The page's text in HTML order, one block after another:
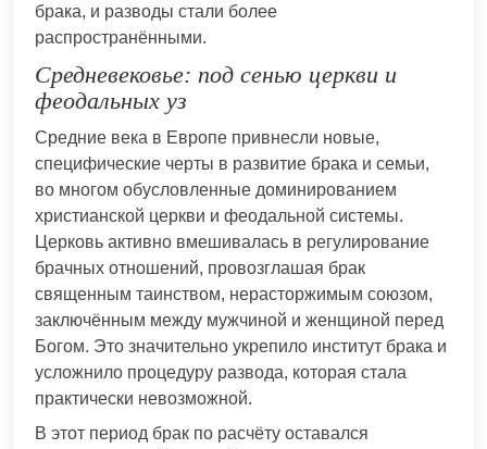
брака, и разводы стали более
распространёнными.
Средневековье: под сенью церкви и
феодальных уз
Средние века в Европе привнесли новые,
специфические черты в развитие брака и семьи,
во многом обусловленные доминированием
христианской церкви и феодальной системы.
Церковь активно вмешивалась в регулирование
брачных отношений, провозглашая брак
священным таинством, нерасторжимым союзом,
заключённым между мужчиной и женщиной перед
Богом. Это значительно укрепило институт брака и
усложнило процедуру развода, которая стала
практически невозможной.
В этот период брак по расчёту оставался